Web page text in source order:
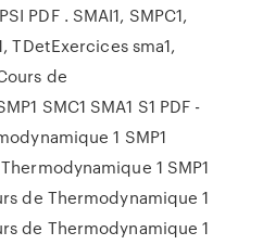
PDF . SMAI1, SMPC1,
TDetExercices sma1,
de
SMC1 SMA1 S1 PDF -
1 SMP1
1 SMP1
de Thermodynamique 1
de Thermodynamique 1